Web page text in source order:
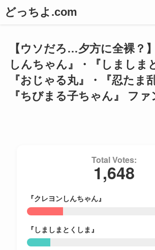
どっちよ.com
【ウソだろ…夕方に全裸？
しんちゃん』・『しましま
『おじゃる丸』・『忍たま
『ちびまる子ちゃん』 フ
Total Votes:
1,648
『クレヨンしんちゃん』
『しましまとくしま』